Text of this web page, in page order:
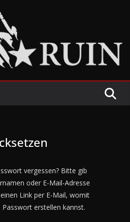
vergessen? Bitte gib
oder E-Mail-Adresse
Link per E-Mail, womit
Passwort erstellen kannst.